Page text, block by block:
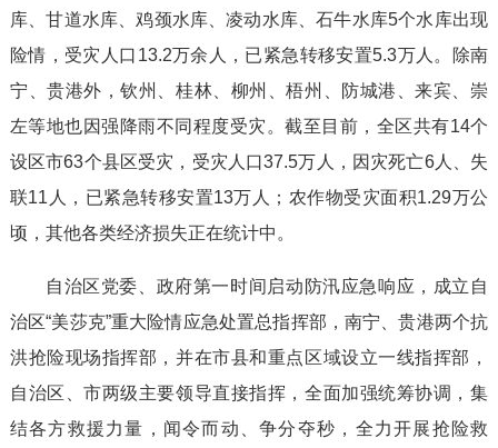
库、甘道水库、鸡颈水库、凌动水库、石牛水库5个水库出现
险情，受灾人口13.2万余人，已紧急转移安置5.3万人。除南
宁、贵港外，钦州、桂林、柳州、梧州、防城港、来宾、崇
左等地也因强降雨不同程度受灾。截至目前，全区共有14个
设区市63个县区受灾，受灾人口37.5万人，因灾死亡6人、失
联11人，已紧急转移安置13万人；农作物受灾面积1.29万公
顷，其他各类经济损失正在统计中。
自治区党委、政府第一时间启动防汛应急响应，成立自
治区“美莎克”重大险情应急处置总指挥部，南宁、贵港两个抗
洪抢险现场指挥部，并在市县和重点区域设立一线指挥部，
自治区、市两级主要领导直接指挥，全面加强统筹协调，集
结各方救援力量，闻令而动、争分夺秒，全力开展抢险救